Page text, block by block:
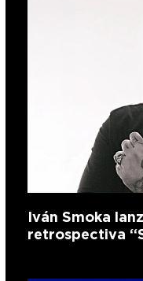
Iván Smoka
retrospectiva